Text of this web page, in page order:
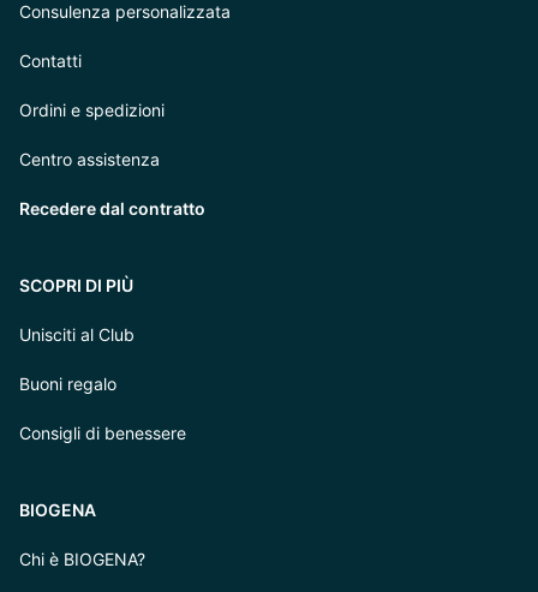
Consulenza personalizzata
Contatti
Ordini e spedizioni
Centro assistenza
Recedere dal contratto
SCOPRI DI PIÙ
Unisciti al Club
Buoni regalo
Consigli di benessere
BIOGENA
Chi è BIOGENA?